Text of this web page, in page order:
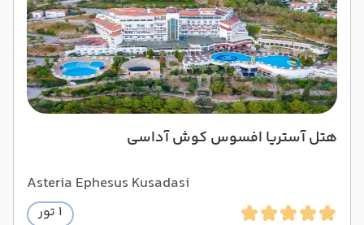
هتل آستریا افسوس کوش آداسی
Asteria Ephesus Kusadasi
1 تور